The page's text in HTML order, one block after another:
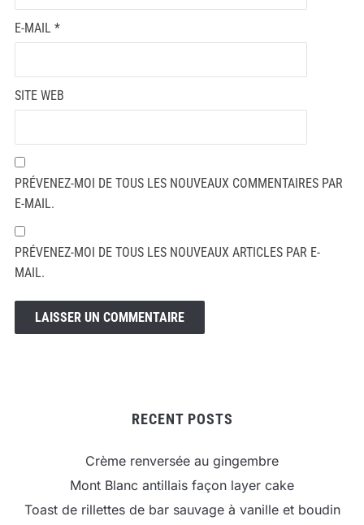
E-MAIL *
SITE WEB
PRÉVENEZ-MOI DE TOUS LES NOUVEAUX COMMENTAIRES PAR
E-MAIL.
PRÉVENEZ-MOI DE TOUS LES NOUVEAUX ARTICLES PAR E-
MAIL.
RECENT POSTS
Crème renversée au gingembre
Mont Blanc antillais façon layer cake
Toast de rillettes de bar sauvage à vanille et boudin